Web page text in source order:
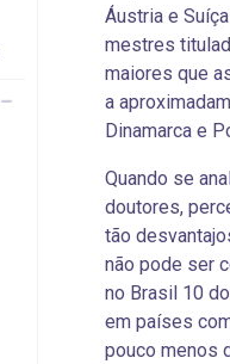
Áustria e
mestres
maiores que
a
Dinamarca e
Quando se
doutores,
tão
não pode ser
no Brasil 10
em países
pouco menos